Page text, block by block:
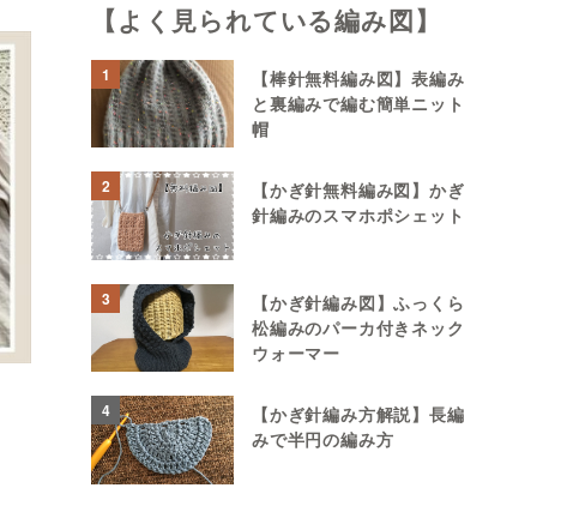
【よく見られている編み図】
1
【棒針無料編み図】表編み
と裏編みで編む簡単ニット
帽
2
【かぎ針無料編み図】かぎ
針編みのスマホポシェット
3
【かぎ針編み図】ふっくら
松編みのパーカ付きネック
ウォーマー
4
【かぎ針編み方解説】長編
みで半円の編み方